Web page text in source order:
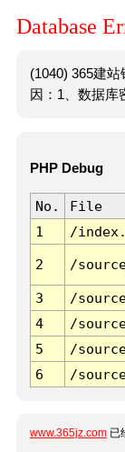
Database
(1040) 365建
因：1、数据库
PHP Debug
No. File
1
/
2 /
3 /
4
/
5
/
6
/
www.365jz.com 已